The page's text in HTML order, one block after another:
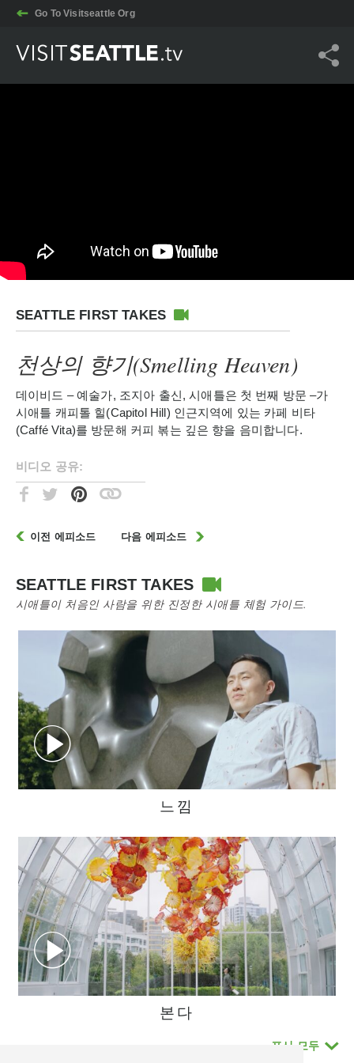
Go To Visitseattle Org
SEATTLE FIRST TAKES
천상의 향기(Smelling Heaven)
데이비드 – 예술가, 조지아 출신, 시애틀은 첫 번째 방문 –가
시애틀 캐피톨 힐(Capitol Hill) 인근지역에 있는 카페 비타
(Caffé Vita)를 방문해 커피 볶는 깊은 향을 음미합니다.
비디오 공유:
이전 에피소드 다음 에피소드
SEATTLE FIRST TAKES
시애틀이 처음인 사람을 위한 진정한 시애틀 체험 가이드.
느낌
본다
표시 모두